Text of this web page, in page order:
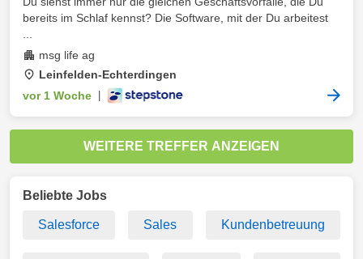
bereits im Schlaf kennst? Die Software, mit der Du arbeitest
msg life ag
Leinfelden-Echterdingen
vor 1 Woche
WEITERE TREFFER ANZEIGEN
Beliebte Jobs
Salesforce Sales Kundenbetreuung